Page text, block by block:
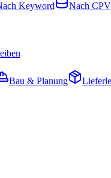
Keyword Nach
Bau & Planung